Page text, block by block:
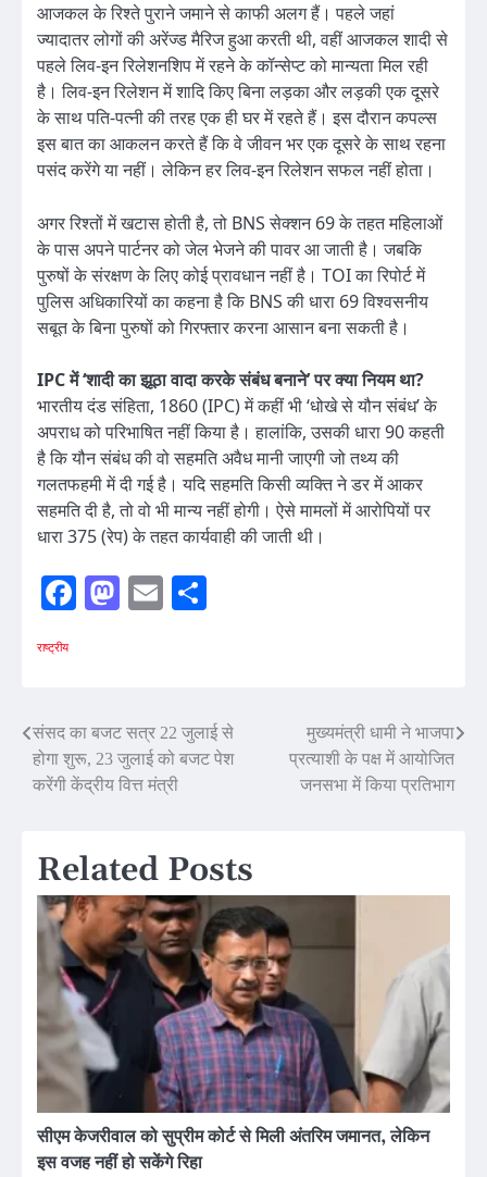
आजकल के रिश्ते पुराने जमाने से काफी अलग हैं। पहले जहां
ज्यादातर लोगों की अरेंज्ड मैरिज हुआ करती थी, वहीं आजकल शादी से
पहले लिव-इन रिलेशनशिप में रहने के कॉन्सेप्ट को मान्यता मिल रही
है। लिव-इन रिलेशन में शादि किए बिना लड़का और लड़की एक दूसरे
के साथ पति-पत्नी की तरह एक ही घर में रहते हैं। इस दौरान कपल्स
इस बात का आकलन करते हैं कि वे जीवन भर एक दूसरे के साथ रहना
पसंद करेंगे या नहीं। लेकिन हर लिव-इन रिलेशन सफल नहीं होता।
अगर रिश्तों में खटास होती है, तो BNS सेक्शन 69 के तहत महिलाओं
के पास अपने पार्टनर को जेल भेजने की पावर आ जाती है। जबकि
पुरुषों के संरक्षण के लिए कोई प्रावधान नहीं है। TOI का रिपोर्ट में
पुलिस अधिकारियों का कहना है कि BNS की धारा 69 विश्वसनीय
सबूत के बिना पुरुषों को गिरफ्तार करना आसान बना सकती है।
IPC में ‘शादी का झूठा वादा करके संबंध बनाने’ पर क्या नियम था?
भारतीय दंड संहिता, 1860 (IPC) में कहीं भी ‘धोखे से यौन संबंध’ के
अपराध को परिभाषित नहीं किया है। हालांकि, उसकी धारा 90 कहती
है कि यौन संबंध की वो सहमति अवैध मानी जाएगी जो तथ्य की
गलतफहमी में दी गई है। यदि सहमति किसी व्यक्ति ने डर में आकर
सहमति दी है, तो वो भी मान्य नहीं होगी। ऐसे मामलों में आरोपियों पर
धारा 375 (रेप) के तहत कार्यवाही की जाती थी।
Facebook
Mastodon
Email
राष्ट्रीय
Post
navigation
संसद का बजट सत्र 22 जुलाई से
होगा शुरू, 23 जुलाई को बजट पेश
करेंगी केंद्रीय वित्त मंत्री
मुख्यमंत्री धामी ने भाजपा
प्रत्याशी के पक्ष में आयोजित
जनसभा में किया प्रतिभाग
Related Posts
सीएम केजरीवाल को सुप्रीम कोर्ट से मिली अंतरिम जमानत, लेकिन
इस वजह नहीं हो सकेंगे रिहा